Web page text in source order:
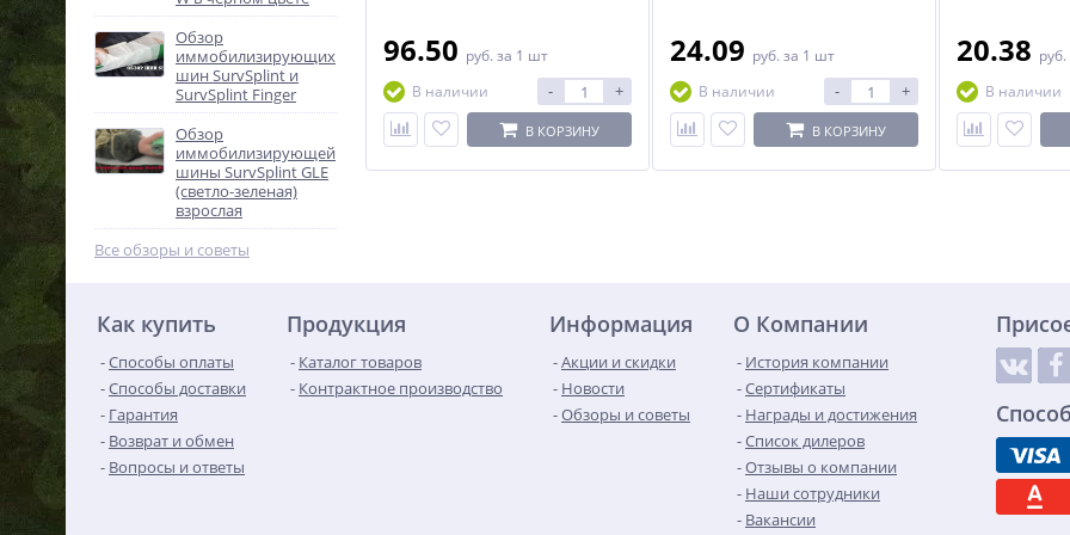
Обзор
иммобилизирующих
шин SurvSplint и
SurvSplint Finger
Обзор
иммобилизирующей
шины SurvSplint GLE
(светло-зеленая)
взрослая
Все обзоры и советы
разных размеров для любой части
тела.
96.50 руб. за 1 шт
В наличии
- +
В КОРЗИНУ
колена, бедра, паховой области,
головы.
24.09 руб. за 1 шт
В наличии
- +
В КОРЗИНУ
колена, бедра и
20.38 руб.
В наличии
Как купить
Способы оплаты
Способы доставки
Гарантия
Возврат и обмен
Вопросы и ответы
Продукция
Каталог товаров
Контрактное производство
Информация
Акции и скидки
Новости
Обзоры и советы
О Компании
История компании
Сертификаты
Награды и достижения
Список дилеров
Отзывы о компании
Наши сотрудники
Вакансии